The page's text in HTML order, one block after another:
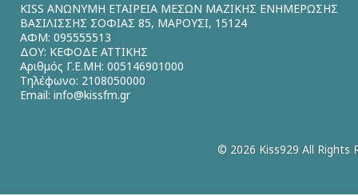
KISS ΑΝΩΝΥΜΗ ΕΤΑΙΡΕΙΑ ΜΕΣΩΝ ΜΑΖΙΚΗΣ ΕΝΗΜΕΡΩΣΗΣ
ΒΑΣΙΛΙΣΣΗΣ ΣΟΦΙΑΣ 85, ΜΑΡΟΥΣΙ, 15124
ΑΦΜ: 095555513
ΔΟΥ: ΚΕΦΟΔΕ ΑΤΤΙΚΗΣ
Αριθμός Γ.Ε.ΜΗ: 005146901000
Τηλέφωνο: 2108050000
Email: info@kissfm.gr
© 2026 Kiss929 All Rights